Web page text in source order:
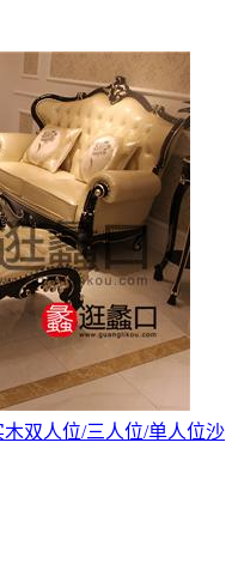
双人位/三人位/单人位沙